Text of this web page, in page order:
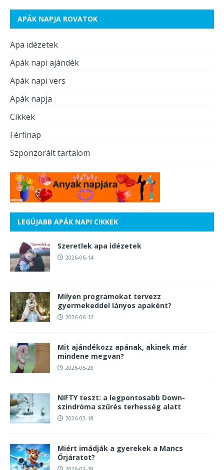
APÁK NAPJA ROVATOK
Apa idézetek
Apák napi ajándék
Apák napi vers
Apák napja
Cikkek
Férfinap
Szponzorált tartalom
LEGÚJABB APÁK NAPI CIKKEK
Szeretlek apa idézetek
2026-06-14
Milyen programokat tervezz
gyermekeddel lányos apaként?
2026-06-12
Mit ajándékozz apának, akinek már
mindene megvan?
2026-05-28
NIFTY teszt: a legpontosabb Down-
szindróma szűrés terhesség alatt
2026-03-18
Miért imádják a gyerekek a Mancs
Őrjáratot?